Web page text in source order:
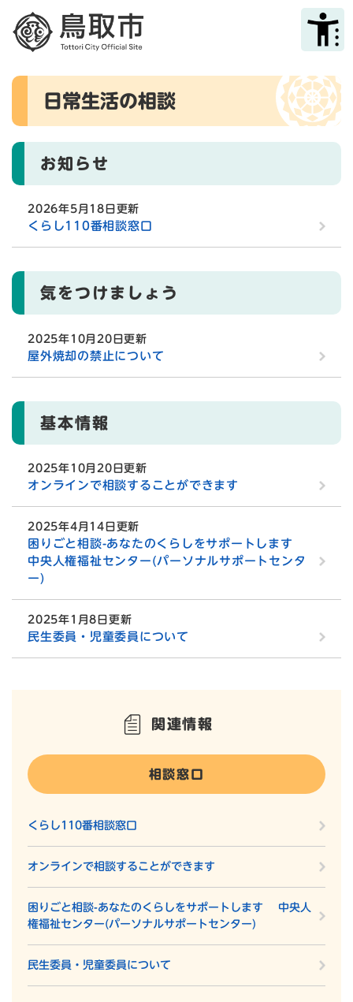
メニューを飛ばして本文へ
本
日常生活の相談
お知らせ
2026年5月18日更新
くらし110番相談窓口
気をつけましょう
2025年10月20日更新
屋外焼却の禁止について
基本情報
2025年10月20日更新
オンラインで相談することができます
2025年4月14日更新
困りごと相談-あなたのくらしをサポートします
中央人権福祉センター(パーソナルサポートセンタ
ー)
2025年1月8日更新
民生委員・児童委員について
関連情報
相談窓口
くらし110番相談窓口
オンラインで相談することができます
困りごと相談-あなたのくらしをサポートします 中央人
権福祉センター(パーソナルサポートセンター)
民生委員・児童委員について